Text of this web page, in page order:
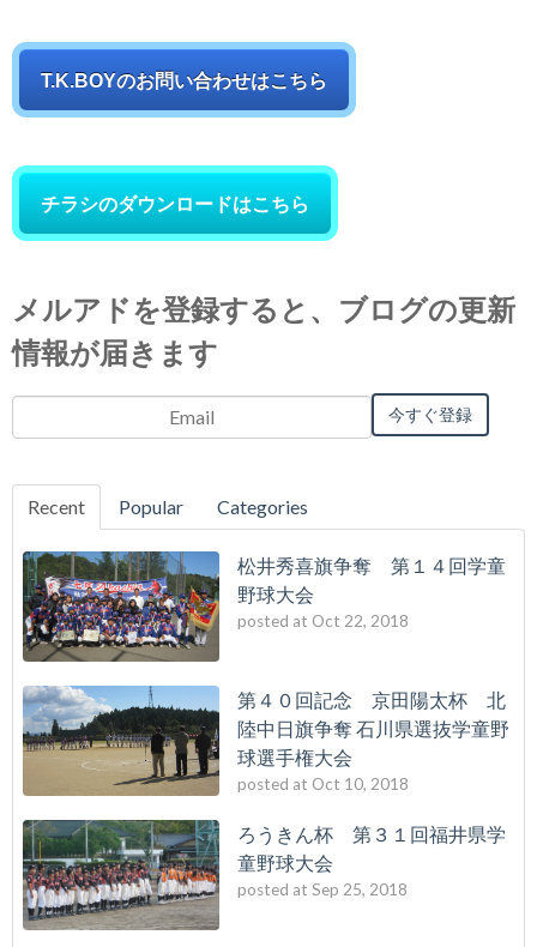
T.K.BOYのお問い合わせはこちら
チラシのダウンロードはこちら
メルアドを登録すると、ブログの更新
情報が届きます
Email
Recent Popular Categories
松井秀喜旗争奪 第１４回学童
野球大会
posted at Oct 22, 2018
第４０回記念 京田陽太杯 北
陸中日旗争奪 石川県選抜学童野
球選手権大会
posted at Oct 10, 2018
ろうきん杯 第３１回福井県学
童野球大会
posted at Sep 25, 2018